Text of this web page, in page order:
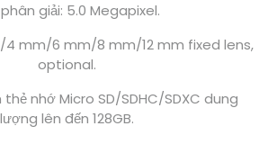
giải: 5.0 Megapixel.
4 mm/6 mm/8 mm/12 mm fixed lens,
optional.
nhớ Micro SD/SDHC/SDXC dung
lượng lên đến 128GB.